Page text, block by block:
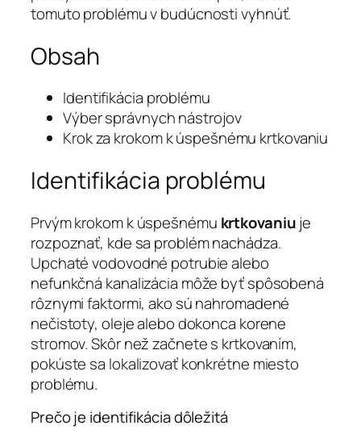
tomuto problému v budúcnosti vyhnúť.
Obsah
Identifikácia problému
Výber správnych nástrojov
Krok za krokom k úspešnému krtkovaniu
Identifikácia problému
Prvým krokom k úspešnému krtkovaniuje
rozpoznať, kde sa problém nachádza.
Upchaté vodovodné potrubie alebo
nefunkčná kanalizácia môže byť spôsobená
rôznymi faktormi, ako sú nahromadené
nečistoty, oleje alebo dokonca korene
stromov. Skôr než začnete s krtkovaním,
pokúste sa lokalizovať konkrétne miesto
problému.
Prečo je identifikácia dôležitá